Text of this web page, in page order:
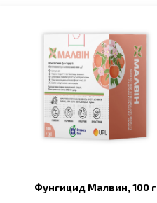
Фунгицид Малвин,100 г